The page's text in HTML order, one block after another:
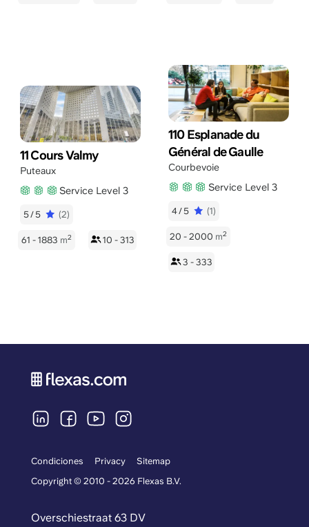
11 Cours Valmy
Puteaux
Service Level 3
5/5 (2)
61 - 1883 m2 10 - 313
110 Esplanade du
Général de Gaulle
Courbevoie
Service Level 3
4/5 (1)
20 - 2000 m2
3 - 333
Condiciones Privacy
Sitemap
Copyright © 2010 - 2026 Flexas B.V.
Overschiestraat 63 DV